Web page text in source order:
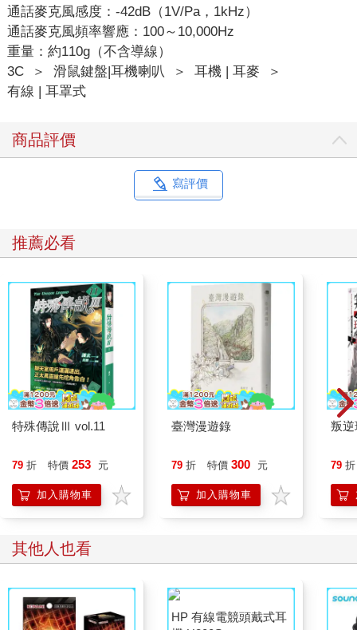
通話麥克風感度：-42dB（1V/Pa，1kHz）
通話麥克風頻率響應：100～10,000Hz
重量：約110g（不含導線）
3C
＞ 滑鼠鍵盤|耳機喇叭 ＞ 耳機 | 耳麥
＞
有線 | 耳罩式
商品評價
寫評價
推薦必看
特殊傳說Ⅲ vol.11
79 折 特價 253 元
加入購物車
臺灣漫遊錄
79 折 特價 300 元
加入購物車
叛逆
79 折
其他人也看
HP 有線電競頭戴式耳